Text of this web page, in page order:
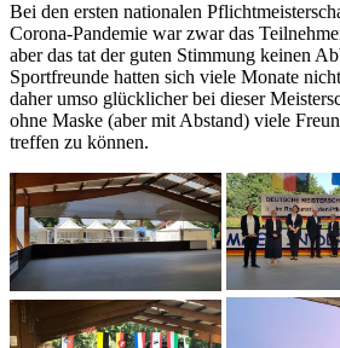
Bei den ersten nationalen
Corona-Pandemie war zwar das
aber das tat der guten Stimmung keinen
Sportfreunde hatten sich viele Monate
daher umso glücklicher bei dieser
ohne Maske (aber mit Abstand) viele
treffen zu können.